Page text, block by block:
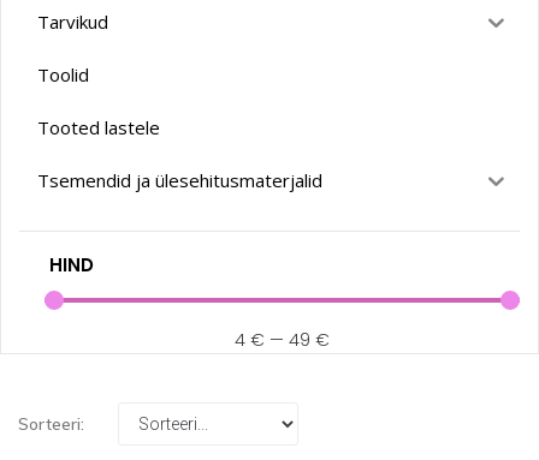
Tarvikud
Toolid
Tooted lastele
Tsemendid ja ülesehitusmaterjalid
HIND
4€ — 49 €
Sorteeri: